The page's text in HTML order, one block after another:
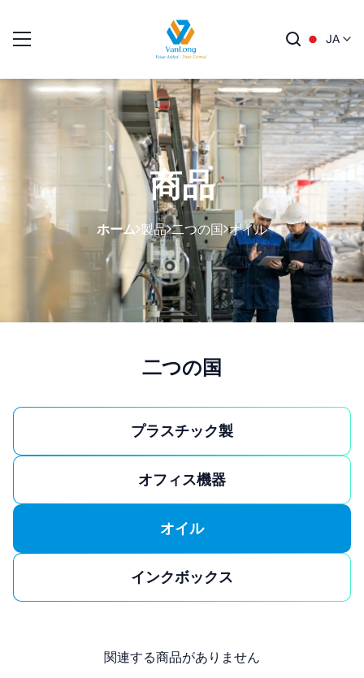
JA
商品
ホーム 製品 二つの国 オイル
二つの国
プラスチック製
オフィス機器
オイル
インクボックス
関連する商品がありません